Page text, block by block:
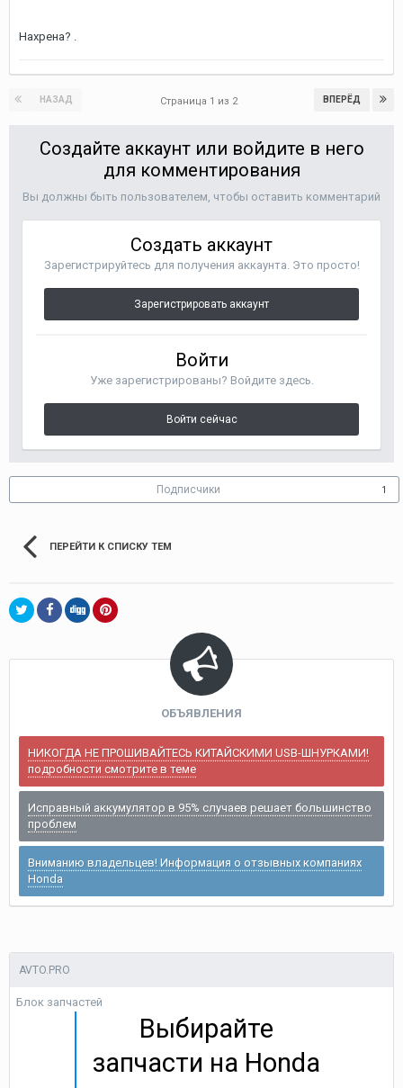
Нахрена? .
НАЗАД ВПЕРЁД
Страница 1 из 2
Создайте аккаунт или войдите в него
для комментирования
Вы должны быть пользователем, чтобы оставить комментарий
Создать аккаунт
Зарегистрируйтесь для получения аккаунта. Это просто!
Зарегистрировать аккаунт
Войти
Уже зарегистрированы? Войдите здесь.
Войти сейчас
Подписчики 1
ПЕРЕЙТИ К СПИСКУ ТЕМ
ОБЪЯВЛЕНИЯ
НИКОГДА НЕ ПРОШИВАЙТЕСЬ КИТАЙСКИМИ USB-ШНУРКАМИ!
подробности смотрите в теме
Исправный аккумулятор в 95% случаев решает большинство
проблем
Вниманию владельцев! Информация о отзывных компаниях
Honda
AVTO.PRO
Блок запчастей
Выбирайте
запчасти на Honda